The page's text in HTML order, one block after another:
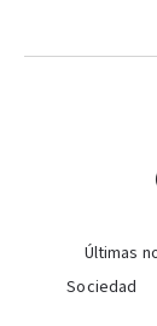
Últimas
Sociedad